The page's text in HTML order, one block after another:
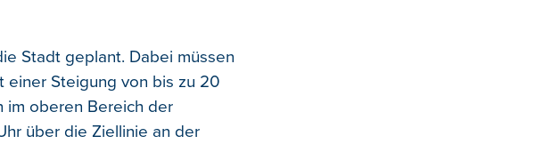
Stadt geplant. Dabei müssen
einer Steigung von bis zu 20
im oberen Bereich der
über die Ziellinie an der